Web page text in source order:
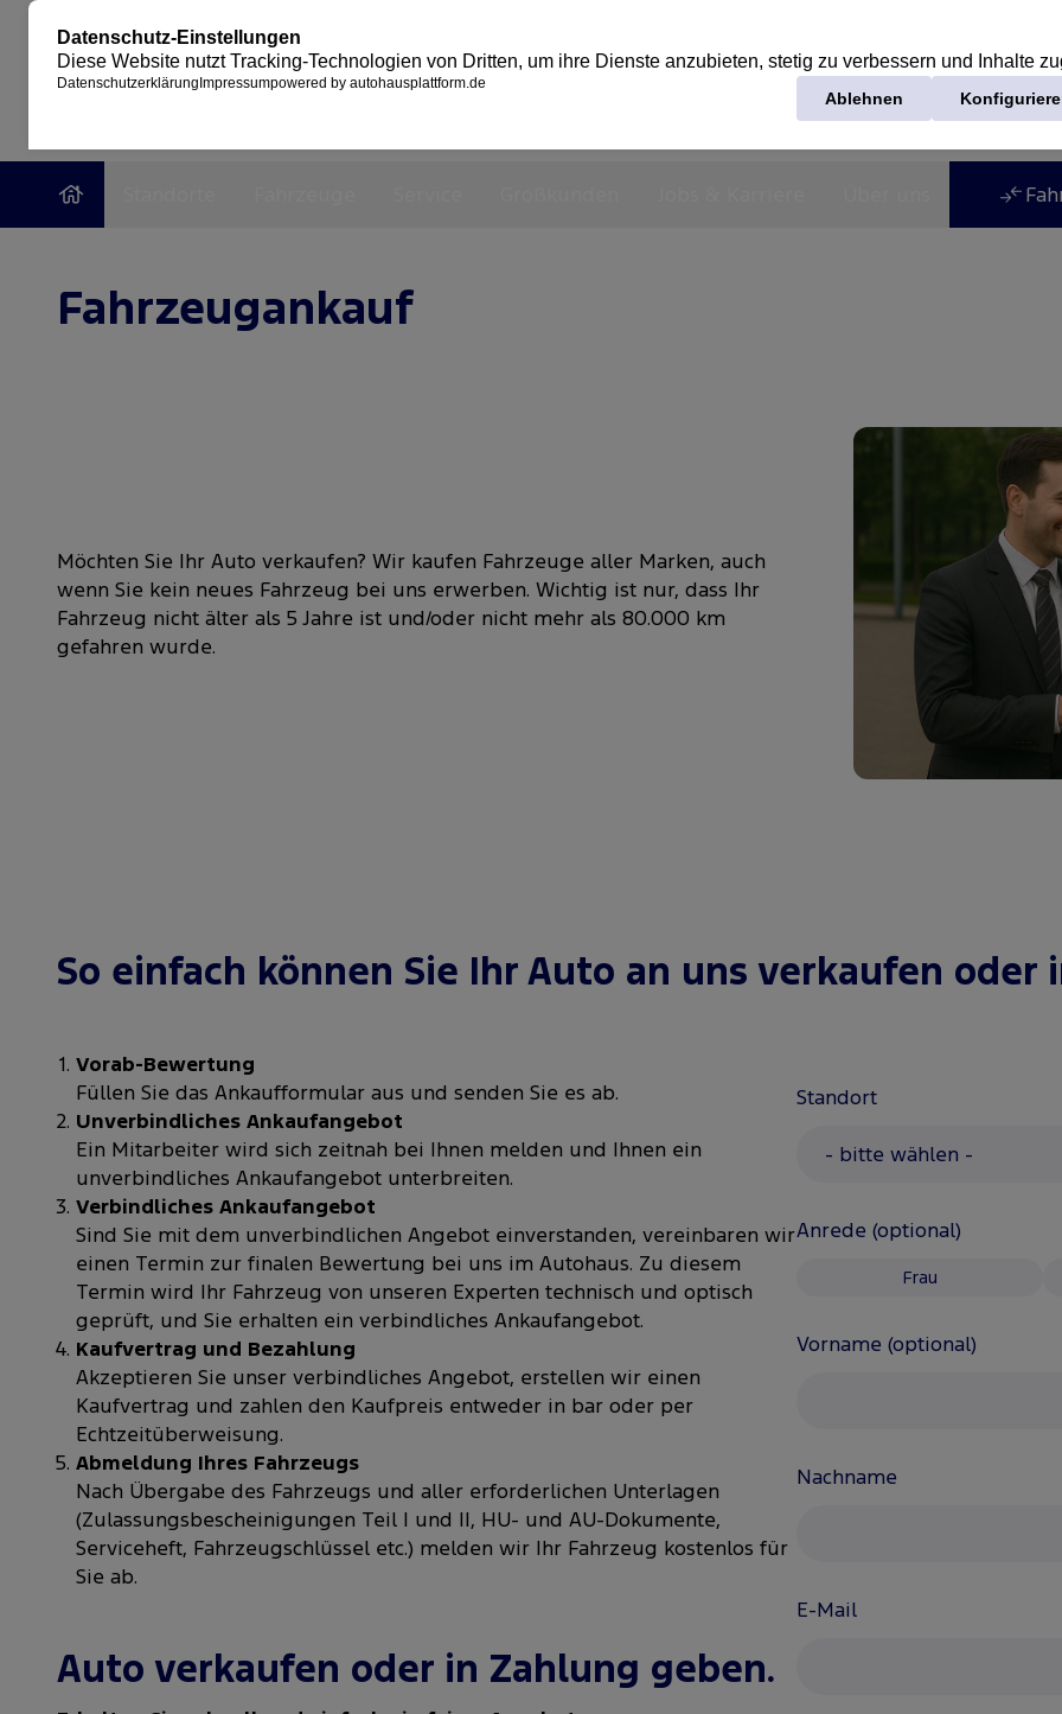
Fahrzeugankauf
Möchten Sie Ihr Auto verkaufen? Wir kaufen Fahrzeuge aller Marken, auch
wenn Sie kein neues Fahrzeug bei uns erwerben. Wichtig ist nur, dass Ihr
Fahrzeug nicht älter als 5 Jahre ist und/oder nicht mehr als 80.000 km
gefahren wurde.
So einfach können Sie Ihr Auto an uns verkaufen oder
Vorab-Bewertung
Füllen Sie das Ankaufformular aus und senden Sie es ab.
Unverbindliches Ankaufangebot
Ein Mitarbeiter wird sich zeitnah bei Ihnen melden und Ihnen ein
unverbindliches Ankaufangebot unterbreiten.
Verbindliches Ankaufangebot
Sind Sie mit dem unverbindlichen Angebot einverstanden, vereinbaren wir
einen Termin zur finalen Bewertung bei uns im Autohaus. Zu diesem
Termin wird Ihr Fahrzeug von unseren Experten technisch und optisch
geprüft, und Sie erhalten ein verbindliches Ankaufangebot.
Kaufvertrag und Bezahlung
Akzeptieren Sie unser verbindliches Angebot, erstellen wir einen
Kaufvertrag und zahlen den Kaufpreis entweder in bar oder per
Echtzeitüberweisung.
Abmeldung Ihres Fahrzeugs
Nach Übergabe des Fahrzeugs und aller erforderlichen Unterlagen
(Zulassungsbescheinigungen Teil I und II, HU- und AU-Dokumente,
Serviceheft, Fahrzeugschlüssel etc.) melden wir Ihr Fahrzeug kostenlos für
Sie ab.
Auto verkaufen oder in Zahlung geben.
Standort
Anrede (optional)
Frau
Vorname (optional)
Nachname
E-Mail